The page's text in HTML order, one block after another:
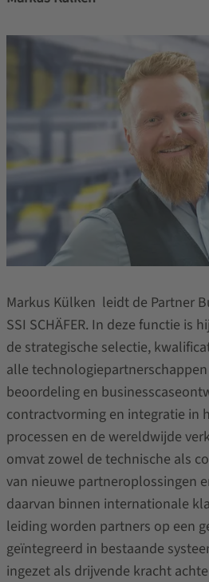
Markus Külken leidt de Partner
SSI SCHÄFER. In deze functie is
de strategische selectie,
alle
beoordeling en
contractvorming en integratie in
processen en de wereldwijde
omvat zowel de technische als
van nieuwe partneroplossingen
daarvan binnen internationale
leiding worden partners op een
geïntegreerd in bestaande
ingezet als drijvende kracht